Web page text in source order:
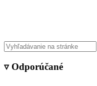
▿ Odporúčané